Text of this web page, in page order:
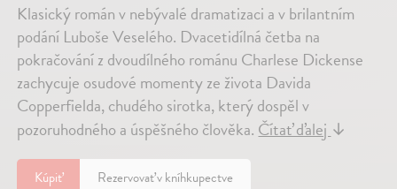
Klasický román v nebývalé dramatizaci a v brilantním
podání Luboše Veselého. Dvacetidílná četba na
pokračování z dvoudílného románu Charlese Dickense
zachycuje osudové momenty ze života Davida
Copperfielda, chudého sirotka, který dospěl v
pozoruhodného a úspěšného člověka.Čítať ďalej↓
Kúpiť Rezervovať v kníhkupectve